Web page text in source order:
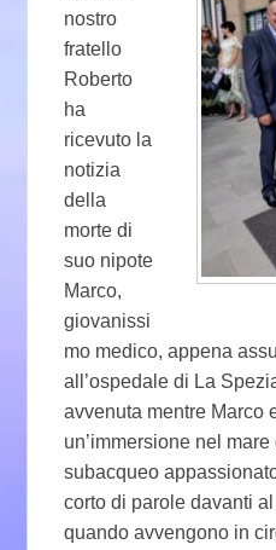
nostro
fratello
Roberto
ha
ricevuto la
notizia
della
morte di
suo nipote
Marco,
giovanissi
mo medico, appena
all’ospedale di La
avvenuta mentre Marco
un’immersione nel
subacqueo
corto di parole davanti
quando avvengono in